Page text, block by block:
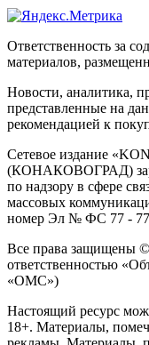
Ответственность за
материалов,
Новости, аналитика,
представленные на
рекомендацией к
Сетевое издание
(КОНАКОВОГРАД)
по надзору в сфере
массовых
номер Эл № ФС 77 -
Все права защищены
ответственностью
«ОМС»)
Настоящий ресурс
18+. Материалы,